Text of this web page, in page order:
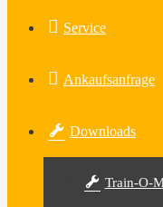
Service
Ankaufsanfrage
Downloads
Train-O-